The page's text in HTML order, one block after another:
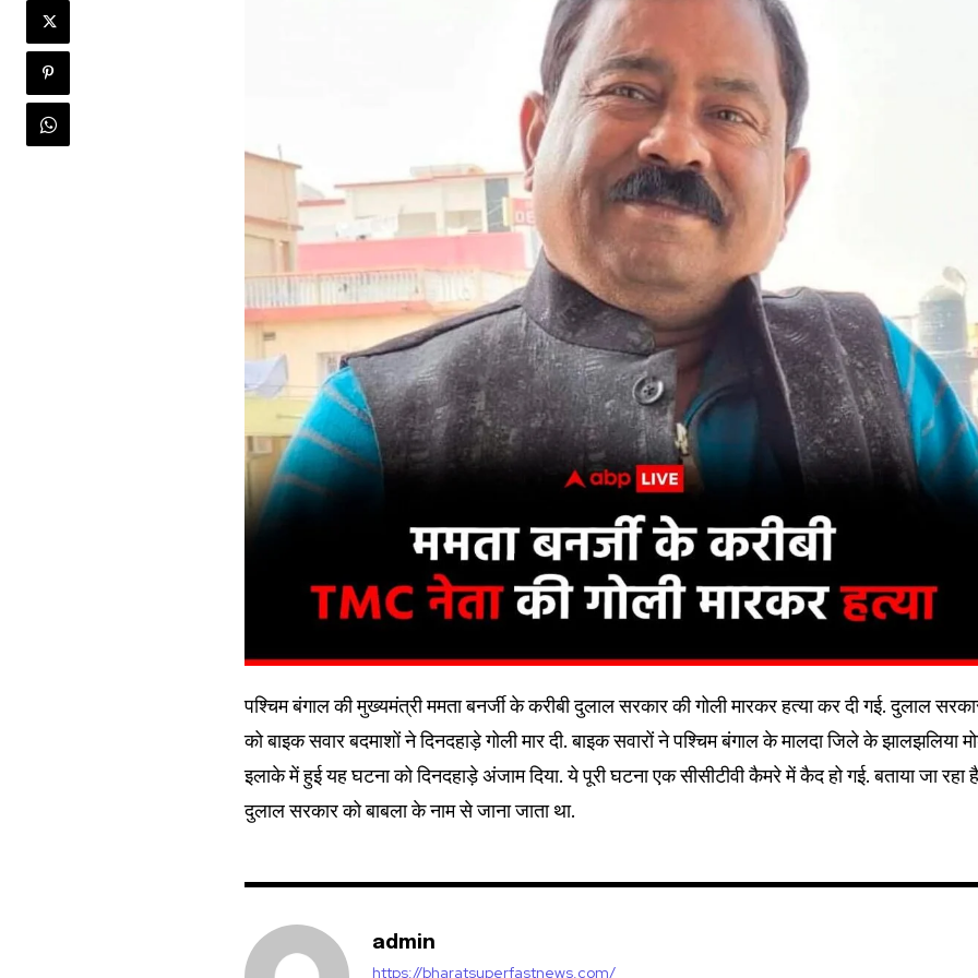
Join our community of
SUBSCRIBERS and be part
of the conversation.
To subscribe, simply enter your email address on our website or click
the subscribe button below. Don't worry, we respect your privacy and
won't spam your inbox. Your information is safe with us.
32,111
Followers
पश्चिम बंगाल की मुख्यमंत्री ममता बनर्जी के करीबी दुलाल सरकार की गोली मारकर हत्या कर दी गई. दुलाल
को बाइक सवार बदमाशों ने दिनदहाड़े गोली मार दी. बाइक सवारों ने पश्चिम बंगाल के मालदा जिले के झालझलिया
इलाके में हुई यह घटना को दिनदहाड़े अंजाम दिया. ये पूरी घटना एक सीसीटीवी कैमरे में कैद हो गई. बताया जा रहा
दुलाल सरकार को बाबला के नाम से जाना जाता था.
admin
https://bharatsuperfastnews.com/